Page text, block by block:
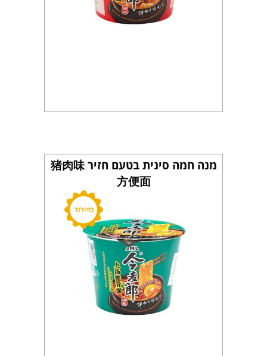
מנה חמה סינית בטעם חזיר 猪肉味
方便面